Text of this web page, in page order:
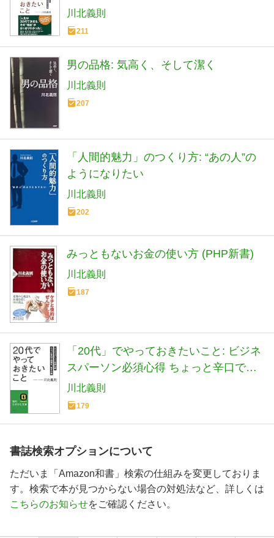
川北義則
211
男の品格: 気高く、そして潔く
川北義則
207
「人間的魅力」のつくり方: “あの人”の
ようになりたい
川北義則
202
みっともないお金の使い方 (PHP新書)
川北義則
187
「20代」でやっておきたいこと: ビジネ
スパーソン必須心得 ちょっと辛口で過
激な、生き方論 (知的生きかた文庫 か
27-8)
川北義則
179
書誌検索オプションについて
ただいま「Amazon和書」検索の仕組みを変更しておりま
す。検索で本が見つからない場合の対処法など、詳しくは
こちらのお知らせをご確認ください。